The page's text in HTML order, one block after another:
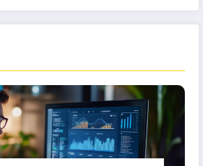
de
Digitale
propre un courrier
important : focus sur